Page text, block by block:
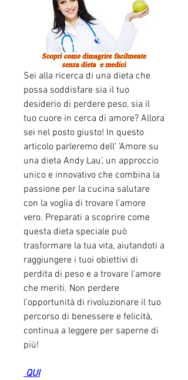
Sei alla ricerca di una dieta che
possa soddisfare sia il tuo
desiderio di perdere peso, sia il
tuo cuore in cerca di amore? Allora
sei nel posto giusto! In questo
articolo parleremo dell' 'Amore su
una dieta Andy Lau', un approccio
unico e innovativo che combina la
passione per la cucina salutare
con la voglia di trovare l'amore
vero. Preparati a scoprire come
questa dieta speciale può
trasformare la tua vita, aiutandoti a
raggiungere i tuoi obiettivi di
perdita di peso e a trovare l'amore
che meriti. Non perdere
l'opportunità di rivoluzionare il tuo
percorso di benessere e felicità,
continua a leggere per saperne di
più!
QUI